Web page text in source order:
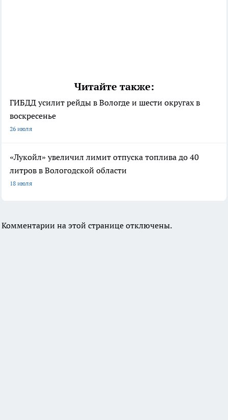
Читайте также:
ГИБДД усилит рейды в Вологде и шести округах в
воскресенье
26 июля
«Лукойл» увеличил лимит отпуска топлива до 40
литров в Вологодской области
18 июля
Комментарии на этой странице отключены.